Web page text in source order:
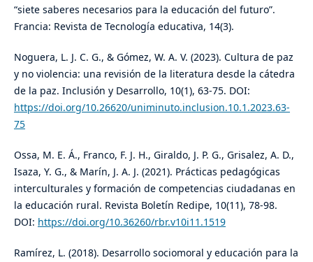
“siete saberes necesarios para la educación del futuro”.
Francia: Revista de Tecnología educativa, 14(3).
Noguera, L. J. C. G., & Gómez, W. A. V. (2023). Cultura de paz
y no violencia: una revisión de la literatura desde la cátedra
de la paz. Inclusión y Desarrollo, 10(1), 63-75. DOI:
https://doi.org/10.26620/uniminuto.inclusion.10.1.2023.63-
75
Ossa, M. E. Á., Franco, F. J. H., Giraldo, J. P. G., Grisalez, A. D.,
Isaza, Y. G., & Marín, J. A. J. (2021). Prácticas pedagógicas
interculturales y formación de competencias ciudadanas en
la educación rural. Revista Boletín Redipe, 10(11), 78-98.
DOI: https://doi.org/10.36260/rbr.v10i11.1519
Ramírez, L. (2018). Desarrollo sociomoral y educación para la